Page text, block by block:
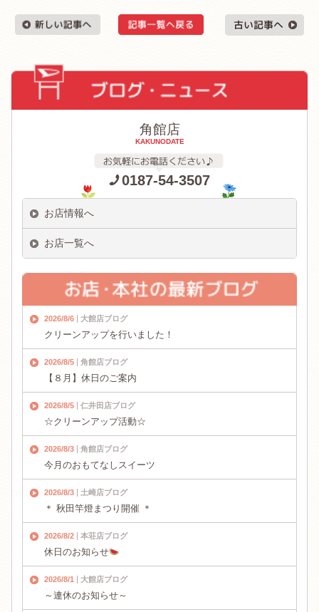
角館店
KAKUNODATE
0187-54-3507
お店情報へ
お店一覧へ
2026/8/6 大館店ブログ
クリーンアップを行いました！
2026/8/5 角館店ブログ
【８月】休日のご案内
2026/8/5 仁井田店ブログ
☆クリーンアップ活動☆
2026/8/3 角館店ブログ
今月のおもてなしスイーツ
2026/8/3 土崎店ブログ
＊ 秋田竿燈まつり開催 ＊
2026/8/2 本荘店ブログ
休日のお知らせ
2026/8/1 大館店ブログ
～連休のお知らせ～